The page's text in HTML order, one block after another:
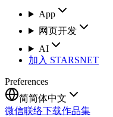
App
网页开发
AI
加入 STARSNET
Preferences
简简体中文
微信联络下载作品集